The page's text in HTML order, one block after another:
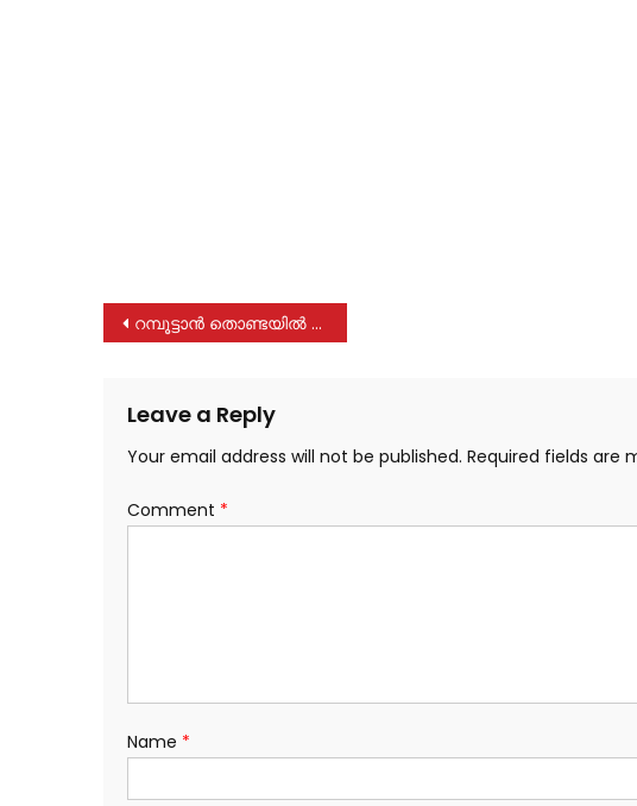
Post
റമ്പൂട്ടാന്‍ തൊണ്ടയില്‍ കുടുങ്ങി എട്ടു മാസം പ്രായമുള്ള കുഞ്ഞ് മരിച്ചു
Leave a Reply
Your email address will not be published. Required fields are
Comment *
Name *